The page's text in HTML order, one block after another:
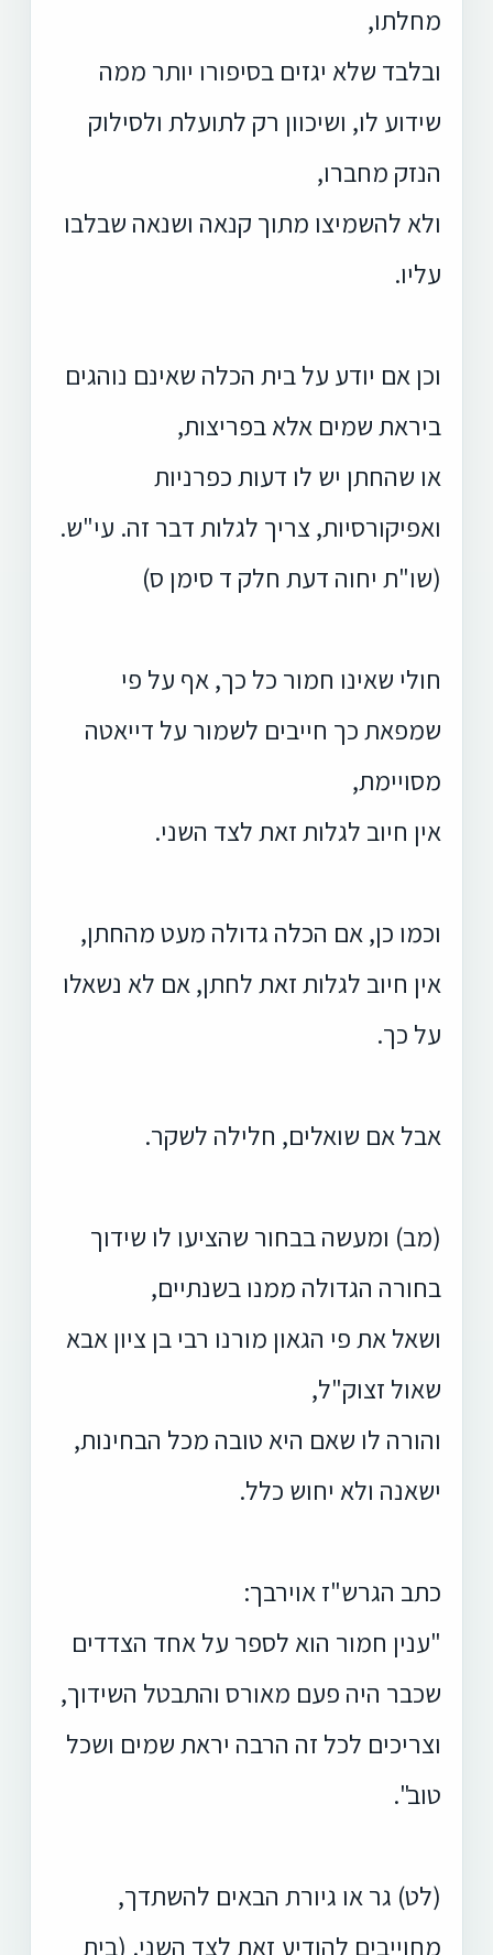
מחלתו,
ובלבד שלא יגזים בסיפורו יותר ממה
שידוע לו, ושיכוון רק לתועלת ולסילוק
הנזק מחברו,
ולא להשמיצו מתוך קנאה ושנאה שבלבו
עליו.
וכן אם יודע על בית הכלה שאינם נוהגים
ביראת שמים אלא בפריצות,
או שהחתן יש לו דעות כפרניות
ואפיקורסיות, צריך לגלות דבר זה. עי"ש.
(שו"ת יחוה דעת חלק ד סימן ס)
חולי שאינו חמור כל כך, אף על פי
שמפאת כך חייבים לשמור על דייאטה
מסויימת,
אין חיוב לגלות זאת לצד השני.
וכמו כן, אם הכלה גדולה מעט מהחתן,
אין חיוב לגלות זאת לחתן, אם לא נשאלו
על כך.
אבל אם שואלים, חלילה לשקר.
(מב) ומעשה בבחור שהציעו לו שידוך
בחורה הגדולה ממנו בשנתיים,
ושאל את פי הגאון מורנו רבי בן ציון אבא
שאול זצוק"ל,
והורה לו שאם היא טובה מכל הבחינות,
ישאנה ולא יחוש כלל.
כתב הגרש"ז אוירבך:
"ענין חמור הוא לספר על אחד הצדדים
שכבר היה פעם מאורס והתבטל השידוך,
וצריכים לכל זה הרבה יראת שמים ושכל
טוב".
(לט) גר או גיורת הבאים להשתדך,
מחוייבים להודיע זאת לצד השני. (בית